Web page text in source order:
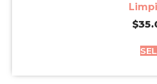
$